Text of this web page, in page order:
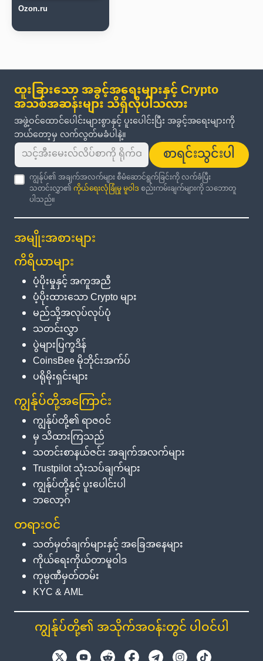
Ozon.ru
ထူးခြားသော အခွင့်အရေးများနှင့် Crypto
အသစ်အဆန်းများ သိရှိလိုပါသလား
အဖွဲ့ဝင်ထောင်ပေါင်းများစွာနှင့် ပူးပေါင်းပြီး အခွင့်အရေးများကို
ဘယ်တော့မှ လက်လွတ်မခံပါနဲ့။
စာရင်းသွင်းပါ
ကျွန်ုပ်၏ အချက်အလက်များ စီမံဆောင်ရွက်ခြင်းကို လက်ခံပြီး
သတင်းလွှာ၏ကိုယ်ရေးလုံခြုံမှု မူဝါဒစည်းကမ်းချက်များကို သဘောတူ
ပါသည်။
အမျိုးအစားများ
ကိရိယာများ
ပံ့ပိုးမှုနှင့် အကူအညီ
ပံ့ပိုးထားသော Crypto များ
မည်သို့အလုပ်လုပ်ပုံ
သတင်းလွှာ
ပွဲများပြက္ခဒိန်
CoinsBee မိုဘိုင်းအက်ပ်
ပရိုမိုးရှင်းများ
ကျွန်ုပ်တို့အကြောင်း
ကျွန်ုပ်တို့၏ ရာဇဝင်
မှ သိထားကြသည်
သတင်းစာနယ်ဇင်း အချက်အလက်များ
Trustpilot သုံးသပ်ချက်များ
ကျွန်ုပ်တို့နှင့် ပူးပေါင်းပါ
ဘလော့ဂ်
တရားဝင်
သတ်မှတ်ချက်များနှင့် အခြေအနေများ
ကိုယ်ရေးကိုယ်တာမူဝါဒ
ကုမ္ပဏီမှတ်တမ်း
KYC & AML
ကျွန်ုပ်တို့၏ အသိုက်အဝန်းတွင် ပါဝင်ပါ